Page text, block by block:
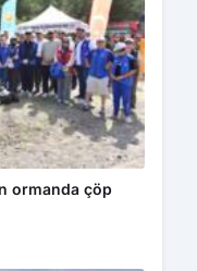
ormanda çöp